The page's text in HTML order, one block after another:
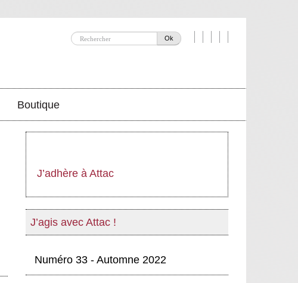
Ok
Boutique
J’adhère à Attac
J’agis avec Attac !
Numéro 33 - Automne 2022